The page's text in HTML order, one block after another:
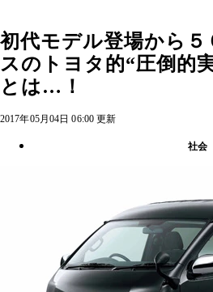
初代モデル登場から５
スのトヨタ的“圧倒的
とは…！
2017年05月04日 06:00 更新
社会